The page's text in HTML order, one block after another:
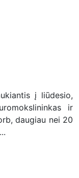
į liūdesio,
ir
daugiau nei 20